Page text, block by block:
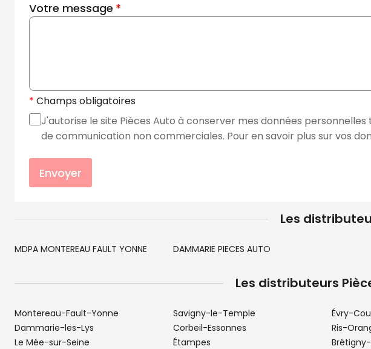
Votre message
Champs obligatoires
J'autorise le site Pièces Auto à conserver mes données
de communication non commerciales. Pour en savoir plus sur vos
Envoyer
Les
MDPA MONTEREAU FAULT YONNE DAMMARIE PIECES AUTO
Les distributeurs
Montereau-Fault-Yonne
Dammarie-les-Lys
Le Mée-sur-Seine
Savigny-le-Temple
Corbeil-Essonnes
Étampes
Évry-
Ris-